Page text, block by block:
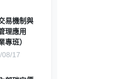
易機制與
理應用
專班）
08/17